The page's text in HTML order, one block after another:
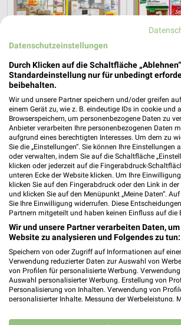
Noch morgen gültig Gültig ab Fr.
Sconto Möbel
Angebote ab 15.07.
Sconto
Angebote
Datenschutzeinstellungen
Durch Klicken auf die Schaltfläche
Standardeinstellung nur für unbedingt
beibehalten.
Wir und unsere Partner speichern und/oder greifen
einem Gerät zu, wie z. B. eindeutige IDs in cookie und
Browserspeichern, um personenbezogene Daten zu
Anbieter verarbeiten Ihre personenbezogenen Daten
aufgrund eines berechtigten Interesses. Um dem zu
Sie die „Einstellungen“. Sie können Ihre Einstellungen
oder verwalten, indem Sie auf die Schaltfläche
klicken oder jederzeit auf die Fingerabdruck-
unteren Ecke der Website klicken. Um Ihre
klicken Sie auf den Fingerabdruck oder den Link in
und klicken Sie auf den Menüpunkt „Meine Daten“.
Sie Ihre Einwilligung widerrufen. Diese
Partnern mitgeteilt und haben keinen Einfluss auf die
Wir und unsere Partner verarbeiten Daten,
Website zu analysieren und Folgendes zu tun:
Speichern von oder Zugriff auf Informationen auf
Verwendung reduzierter Daten zur Auswahl von
von Profilen für personalisierte Werbung.
Auswahl personalisierter Werbung. Erstellung von
Personalisierung von Inhalten. Verwendung von
personalisierter Inhalte. Messung der Werbeleistung.
Kombinationen von Daten aus verschiedenen